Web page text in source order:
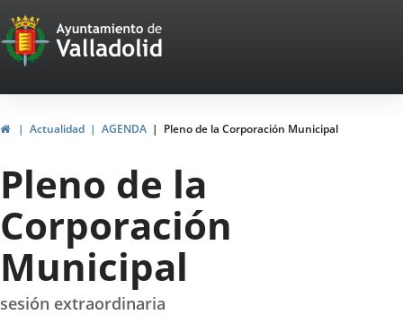
Portal
Web
del
Ayuntamiento
de
Valladolid
InicioActualidad AGENDA Pleno de la Corporación Municipal
Pleno de la
Corporación
Municipal
sesión extraordinaria